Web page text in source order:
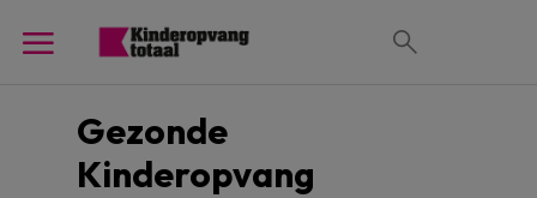
Gezonde
Kinderopvang